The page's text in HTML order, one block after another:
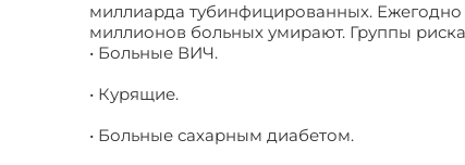
миллиарда тубинфицированных. Ежегодно
миллионов больных умирают. Группы
• Больные ВИЧ.
• Курящие.
• Больные сахарным диабетом.